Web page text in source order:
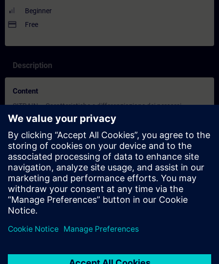
Beginner
payment Free
Description
Content
SITRAIN – Caratteristiche e differenziazione dei percorsi
formativi